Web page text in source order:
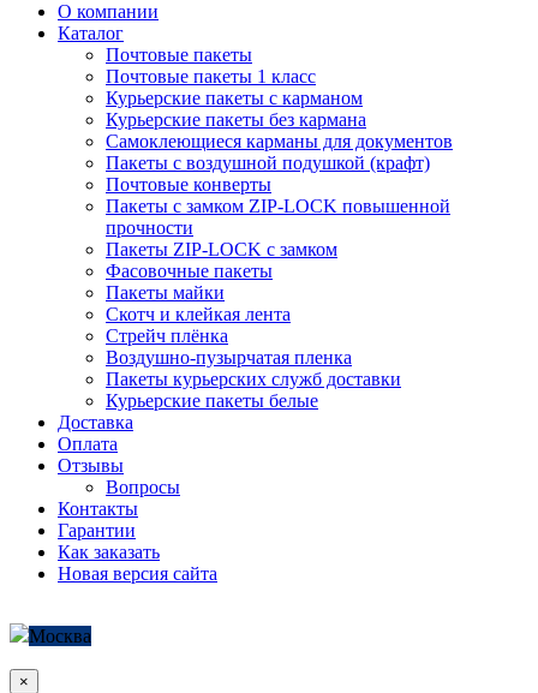
О компании
Каталог
Почтовые пакеты
Почтовые пакеты 1 класс
Курьерские пакеты с карманом
Курьерские пакеты без кармана
Самоклеющиеся карманы для документов
Пакеты с воздушной подушкой (крафт)
Почтовые конверты
Пакеты с замком ZIP-LOCK повышенной
прочности
Пакеты ZIP-LOCK с замком
Фасовочные пакеты
Пакеты майки
Скотч и клейкая лента
Стрейч плёнка
Воздушно-пузырчатая пленка
Пакеты курьерских служб доставки
Курьерские пакеты белые
Доставка
Оплата
Отзывы
Вопросы
Контакты
Гарантии
Как заказать
Новая версия сайта
Москва
×